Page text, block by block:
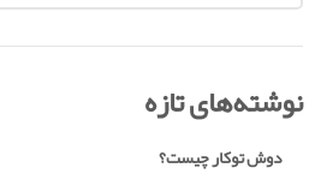
نوشته‌های تازه
دوش توکار چیست؟